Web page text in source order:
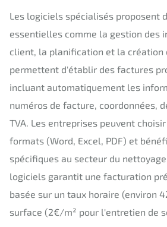
Les logiciels spécialisés proposent
essentielles comme la gestion des
client, la planification et la création
permettent d'établir des factures
incluant automatiquement les
numéros de facture, coordonnées,
TVA. Les entreprises peuvent
formats (Word, Excel, PDF) et
spécifiques au secteur du
logiciels garantit une facturation
basée sur un taux horaire (environ
surface (2€/m² pour l'entretien de